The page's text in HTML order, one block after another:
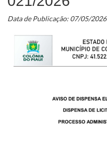
Data de Publicação: 07/05/2026